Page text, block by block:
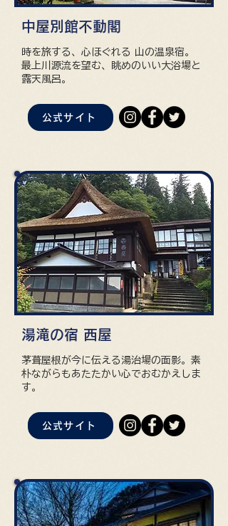
中屋別館不動閣
時を旅する、心ほぐれる 山の温泉宿。
最上川源流を望む、眺めのいい大浴場と
露天風呂。
公式サイト
湯滝の宿 西屋
茅葺屋根が今に伝える湯治場の面影。素
朴ながらもあたたかい心でおむかえしま
す。
公式サイト